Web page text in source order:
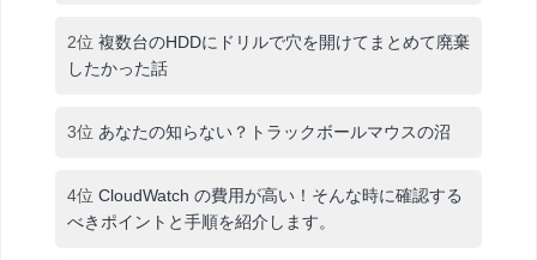
2位 複数台のHDDにドリルで穴を開けてまとめて廃棄
したかった話
3位 あなたの知らない？トラックボールマウスの沼
4位 CloudWatch の費用が高い！そんな時に確認する
べきポイントと手順を紹介します。